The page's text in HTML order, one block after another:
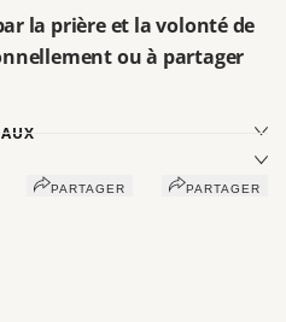
la prièreet la volonté de
ou à partager
PARTAGER PARTAGER